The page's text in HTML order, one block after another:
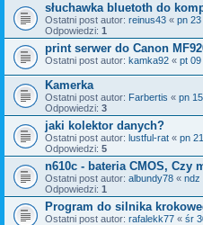
słuchawka bluetoth do
Ostatni post autor: reinus43 « pn 23
Odpowiedzi: 1
print serwer do Canon
Ostatni post autor: kamka92 « pt
Kamerka
Ostatni post autor: Farbertis « pn
Odpowiedzi: 3
jaki kolektor danych?
Ostatni post autor: lustful-rat « pn
Odpowiedzi: 5
n610c - bateria CMOS, Czy
Ostatni post autor: albundy78 « ndz
Odpowiedzi: 1
Program do silnika
Ostatni post autor: rafalekk77 « śr